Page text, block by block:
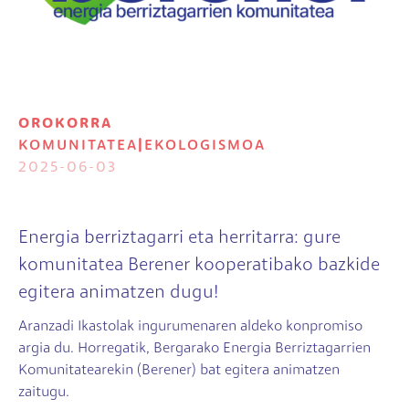
OROKORRA
KOMUNITATEA
EKOLOGISMOA
2025-06-03
Energia berriztagarri eta herritarra: gure
komunitatea Berener kooperatibako bazkide
egitera animatzen dugu!
Aranzadi Ikastolak ingurumenaren aldeko konpromiso
argia du. Horregatik, Bergarako Energia Berriztagarrien
Komunitatearekin (Berener) bat egitera animatzen
zaitugu.